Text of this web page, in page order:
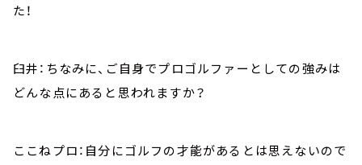
た！
臼井：ちなみに、ご自身でプロゴルファーとしての強みは
どんな点にあると思われますか？
ここねプロ：自分にゴルフの才能があるとは思えないので